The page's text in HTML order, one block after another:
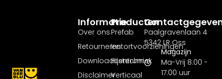
Producten
Prefab
Instortvoorzieningen
Hijstechniek
Verticaal
Informatie
Over ons
Retourneren
Downloadcentrum
Disclaimer
Paalgravenlaan 4
5342 LR Oss
Magazijn
Ma-Vrij 8:00 -
17.00 uur